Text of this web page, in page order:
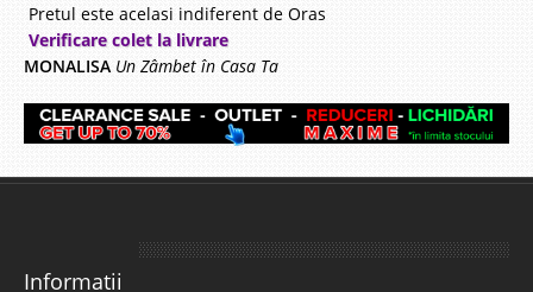
Pretul este acelasi indiferent de Oras
Verificare colet la livrare
MONALISA Un Zâmbet în Casa Ta
Informatii